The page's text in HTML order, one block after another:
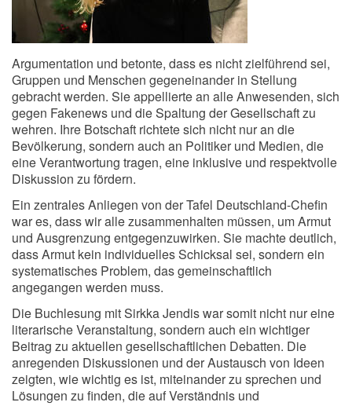
Argumentation und betonte, dass es nicht zielführend sei,
Gruppen und Menschen gegeneinander in Stellung
gebracht werden. Sie appellierte an alle Anwesenden, sich
gegen Fakenews und die Spaltung der Gesellschaft zu
wehren. Ihre Botschaft richtete sich nicht nur an die
Bevölkerung, sondern auch an Politiker und Medien, die
eine Verantwortung tragen, eine inklusive und respektvolle
Diskussion zu fördern.
Ein zentrales Anliegen von der Tafel Deutschland-Chefin
war es, dass wir alle zusammenhalten müssen, um Armut
und Ausgrenzung entgegenzuwirken. Sie machte deutlich,
dass Armut kein individuelles Schicksal sei, sondern ein
systematisches Problem, das gemeinschaftlich
angegangen werden muss.
Die Buchlesung mit Sirkka Jendis war somit nicht nur eine
literarische Veranstaltung, sondern auch ein wichtiger
Beitrag zu aktuellen gesellschaftlichen Debatten. Die
anregenden Diskussionen und der Austausch von Ideen
zeigten, wie wichtig es ist, miteinander zu sprechen und
Lösungen zu finden, die auf Verständnis und